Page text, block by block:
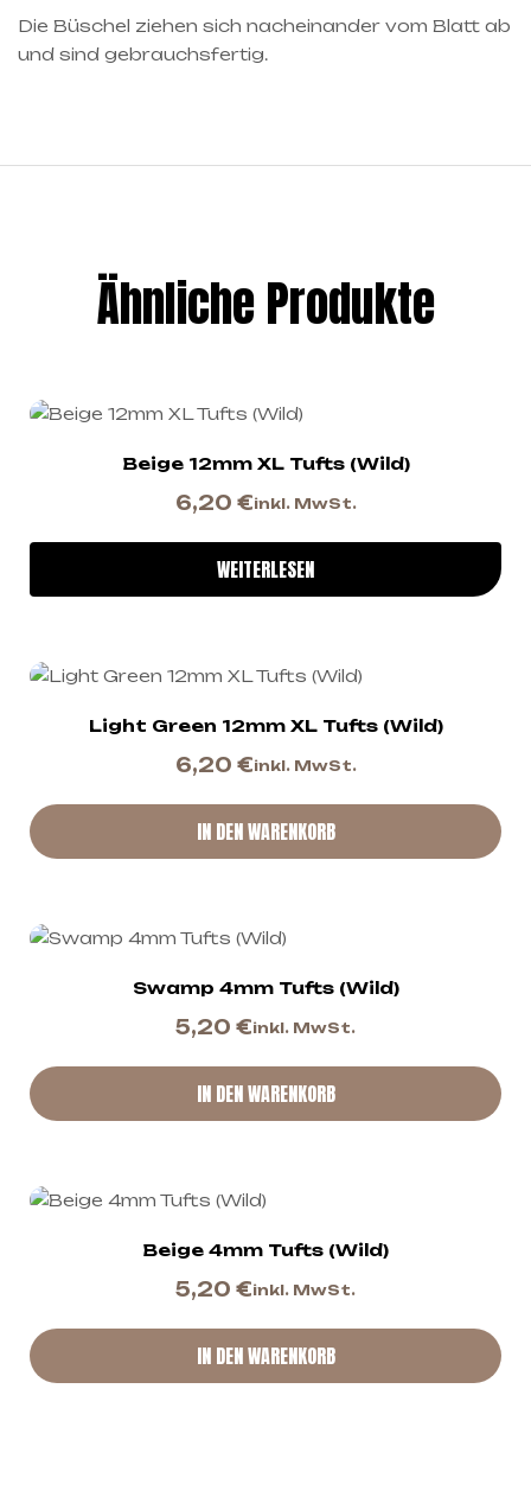
Die Büschel ziehen sich nacheinander vom Blatt ab
und sind gebrauchsfertig.
Ähnliche Produkte
Beige 12mm XL Tufts (Wild)
6,20 €inkl. MwSt.
WEITERLESEN
Light Green 12mm XL Tufts (Wild)
6,20 €inkl. MwSt.
IN DEN WARENKORB
Swamp 4mm Tufts (Wild)
5,20 €inkl. MwSt.
IN DEN WARENKORB
Beige 4mm Tufts (Wild)
5,20 €inkl. MwSt.
IN DEN WARENKORB